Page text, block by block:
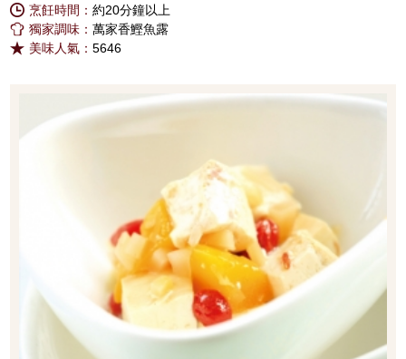
烹飪時間：約20分鐘以上
獨家調味：萬家香鰹魚露
美味人氣：5646